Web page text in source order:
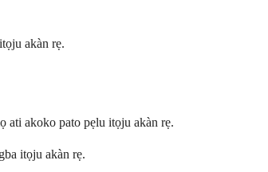
akàn rẹ.
ati akoko pato pẹlu itọju akàn rẹ.
itọju akàn rẹ.